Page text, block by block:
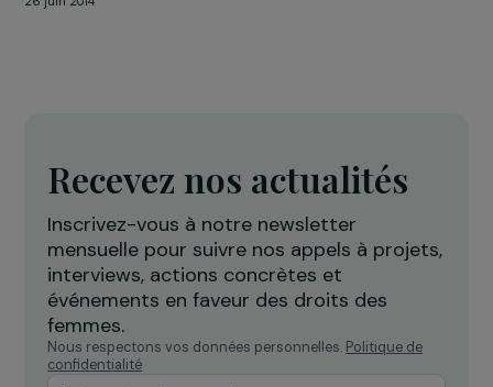
connus !
16 février 2026